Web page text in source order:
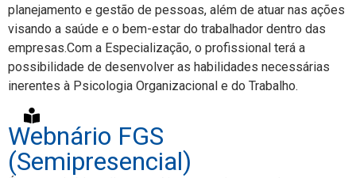
planejamento e gestão de pessoas, além de atuar nas ações
visando a saúde e o bem-estar do trabalhador dentro das
empresas.Com a Especialização, o profissional terá a
possibilidade de desenvolver as habilidades necessárias
inerentes à Psicologia Organizacional e do Trabalho.
Webnário FGS
(Semipresencial)